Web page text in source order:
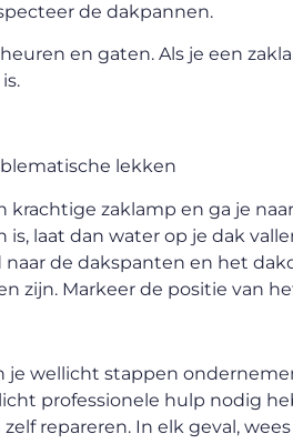
de dakpannen.
en gaten. Als je een
lekken
zaklamp en ga je
is, laat dan water op je dak
naar de dakspanten en het
zijn. Markeer de positie van
je wellicht stappen
professionele hulp nodig
repareren. In elk geval,